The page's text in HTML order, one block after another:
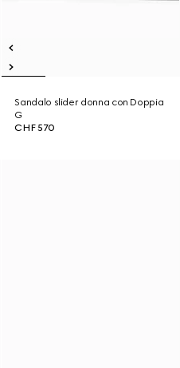
Sandalo slider donna con Doppia
G
CHF 570